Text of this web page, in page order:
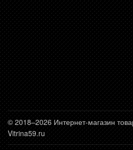
© 2018–2026 Интернет-магазин
Vitrina59.ru